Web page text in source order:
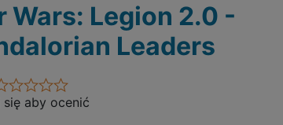
Wars: Legion 2.0 -
Leaders
się aby ocenić